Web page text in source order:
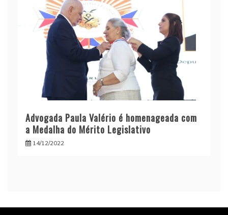
Advogada Paula Valério é homenageada com
a Medalha do Mérito Legislativo
14/12/2022